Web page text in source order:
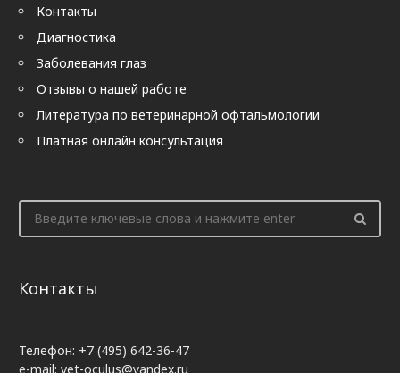
Контакты
Диагностика
Заболевания глаз
Отзывы о нашей работе
Литература по ветеринарной офтальмологии
Платная онлайн консультация
Контакты
Телефон: +7 (495) 642-36-47
e-mail: vet-oculus@yandex.ru